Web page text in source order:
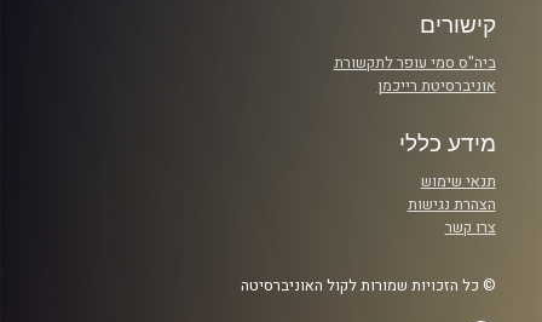
קישורים
ביה"ס סמי עופר לתקשורת
אוניברסיטת רייכמן
מידע כללי
תנאי שימוש
הצהרת נגישות
צרו קשר
© כל הזכויות שמורות לקול האוניברסיטה